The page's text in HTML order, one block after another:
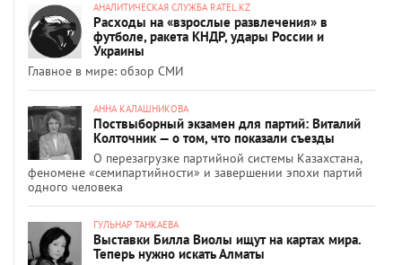
АНАЛИТИЧЕСКАЯ СЛУЖБА RATEL.KZ
Расходы на «взрослые развлечения» в
футболе, ракета КНДР, удары России и
Украины
Главное в мире: обзор СМИ
АННА КАЛАШНИКОВА
Поствыборный экзамен для партий: Виталий
Колточник — о том, что показали съезды
О перезагрузке партийной системы Казахстана,
феномене «семипартийности» и завершении эпохи партий
одного человека
ГУЛЬНАР ТАНКАЕВА
Выставки Билла Виолы ищут на картах мира.
Теперь нужно искать Алматы